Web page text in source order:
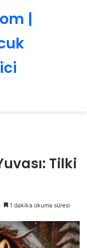
|
Tilki
1 dakika okuma süresi